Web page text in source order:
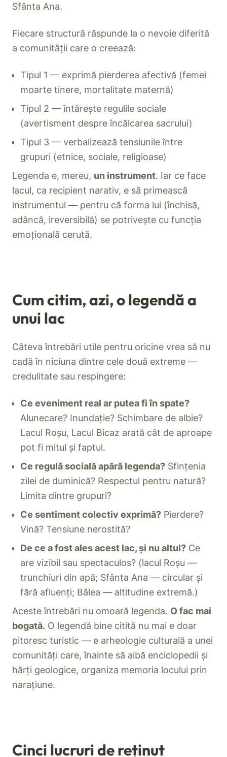
Sfânta Ana.
Fiecare structură răspunde la o nevoie diferită
a comunității care o creează:
Tipul 1 — exprimă pierderea afectivă (femei
moarte tinere, mortalitate maternă)
Tipul 2 — întărește regulile sociale
(avertisment despre încălcarea sacrului)
Tipul 3 — verbalizează tensiunile între
grupuri (etnice, sociale, religioase)
Legenda e, mereu, un instrument. Iar ce face
lacul, ca recipient narativ, e să primească
instrumentul — pentru că forma lui (închisă,
adâncă, ireversibilă) se potrivește cu funcția
emoțională cerută.
Cum citim, azi, o legendă a
unui lac
Câteva întrebări utile pentru oricine vrea să nu
cadă în niciuna dintre cele două extreme —
credulitate sau respingere:
Ce eveniment real ar putea fi în spate?
Alunecare? Inundație? Schimbare de albie?
Lacul Roșu, Lacul Bicaz arată cât de aproape
pot fi mitul și faptul.
Ce regulă socială apără legenda? Sfințenia
zilei de duminică? Respectul pentru natură?
Limita dintre grupuri?
Ce sentiment colectiv exprimă? Pierdere?
Vină? Tensiune nerostită?
De ce a fost ales acest lac, și nu altul? Ce
are vizibil sau spectaculos? (lacul Roșu —
trunchiuri din apă; Sfânta Ana — circular și
fără afluenți; Bâlea — altitudine extremă.)
Aceste întrebări nu omoară legenda. O fac mai
bogată. O legendă bine citită nu mai e doar
pitoresc turistic — e arheologie culturală a unei
comunități care, înainte să aibă enciclopedii și
hărți geologice, organiza memoria locului prin
narațiune.
Cinci lucruri de reținut